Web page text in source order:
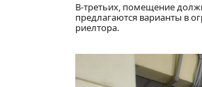
В-третьих, помещение
предлагаются варианты в
риелтора.